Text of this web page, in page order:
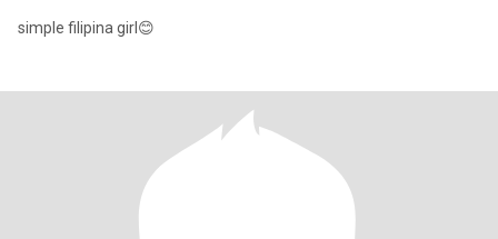
simple filipina girl😊